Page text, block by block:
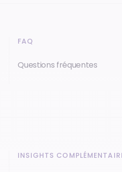
FAQ
Questions fréquentes
INSIGHTS